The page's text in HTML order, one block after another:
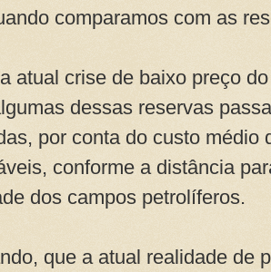
comparamos com as
atual crise de baixo preço
dessas reservas
por conta do custo médio
conforme a distância
dos campos petrolíferos.
que a atual realidade de